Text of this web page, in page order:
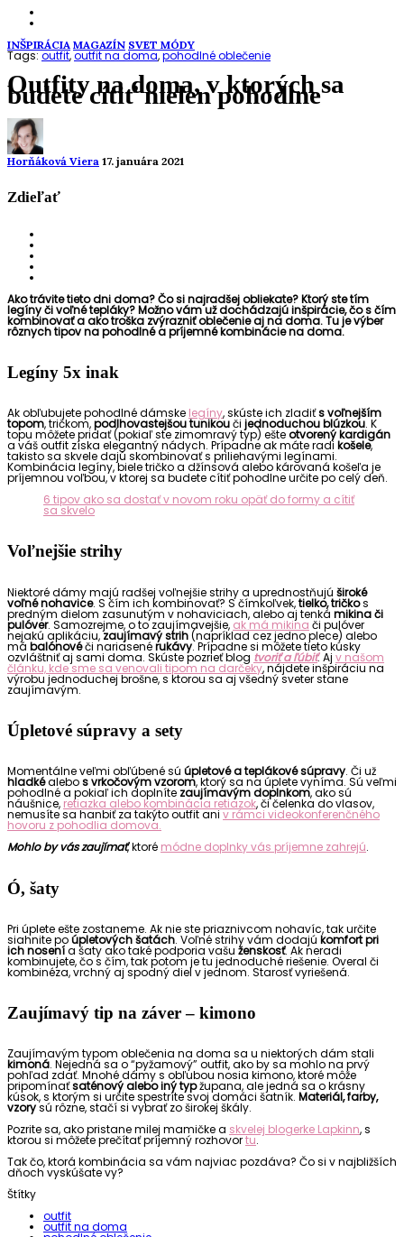
INŠPIRÁCIA MAGAZÍN SVET MÓDY
Tags:outfit,outfit na doma,pohodlné oblečenie
Outfity na doma, v ktorých sa
budete cítiť nielen pohodlne
Horňáková Viera 17. januára 2021
Zdieľať
Ako trávite tieto dni doma? Čo si najradšej obliekate? Ktorý ste tím
legíny či voľné tepláky? Možno vám už dochádzajú inšpirácie, čo s čím
kombinovať a ako troška zvýrazniť oblečenie aj na doma. Tu je výber
rôznych tipov na pohodlné a príjemné kombinácie na doma.
Legíny 5x inak
Ak obľubujete pohodlné dámske legíny, skúste ich zladiťs voľnejším
topom, tričkom,podlhovastejšou tunikouči jednoduchou blúzkou. K
topu môžete pridať (pokiaľ ste zimomravý typ) ešteotvorený kardigán
a váš outfit získa elegantný nádych. Prípadne ak máte radi košele,
takisto sa skvele dajú skombinovať s priliehavými legínami.
Kombinácia legíny, biele tričko a džínsová alebo károvaná košeľa je
príjemnou voľbou, v ktorej sa budete cítiť pohodlne určite po celý deň.
6 tipov ako sa dostať v novom roku opäť do formy a cítiť
sa skvelo
Voľnejšie strihy
Niektoré dámy majú radšej voľnejšie strihy a uprednostňujú široké
voľné nohavice. S čím ich kombinovať? S čímkoľvek,tielko, tričkos
predným dielom zasunutým v nohaviciach, alebo aj tenká mikina či
pulóver. Samozrejme, o to zaujímavejšie, ak má mikina či pulóver
nejakú aplikáciu,zaujímavý strih(napríklad cez jedno plece) alebo
má balónovéči nariasenérukávy. Prípadne si môžete tieto kúsky
ozvláštniť aj sami doma. Skúste pozrieť blog tvoriť a ľúbiť. Aj v našom
článku, kde sme sa venovali tipom na darčeky, nájdete inšpiráciu na
výrobu jednoduchej brošne, s ktorou sa aj všedný sveter stane
zaujímavým.
Úpletové súpravy a sety
Momentálne veľmi obľúbené sú úpletové a teplákové súpravy. Či už
hladkéalebos vrkočovým vzorom, ktorý sa na úplete vyníma. Sú veľmi
pohodlné a pokiaľ ich doplníte zaujímavým doplnkom, ako sú
náušnice, retiazka alebo kombinácia retiazok, či čelenka do vlasov,
nemusíte sa hanbiť za takýto outfit aniv rámci videokonferenčného
hovoru z pohodlia domova.
Mohlo by vás zaujímať, ktoré módne doplnky vás príjemne zahrejú.
Ó, šaty
Pri úplete ešte zostaneme. Ak nie ste priaznivcom nohavíc, tak určite
siahnite poúpletových šatách. Voľné strihy vám dodajú komfort pri
ich nosenía šaty ako také podporia vašu ženskosť. Ak neradi
kombinujete, čo s čím, tak potom je tu jednoduché riešenie. Overal či
kombinéza, vrchný aj spodný diel v jednom. Starosť vyriešená.
Zaujímavý tip na záver – kimono
Zaujímavým typom oblečenia na doma sa u niektorých dám stali
kimoná. Nejedná sa o “pyžamový” outfit, ako by sa mohlo na prvý
pohľad zdať. Mnohé dámy s obľubou nosia kimono, ktoré môže
pripomínaťsaténový alebo iný typžupana, ale jedná sa o krásny
kúsok, s ktorým si určite spestríte svoj domáci šatník. Materiál, farby,
vzorysú rôzne, stačí si vybrať zo širokej škály.
Pozrite sa, ako pristane milej mamičke a skvelej blogerke Lapkinn, s
ktorou si môžete prečítať príjemný rozhovortu.
Tak čo, ktorá kombinácia sa vám najviac pozdáva? Čo si v najbližších
dňoch vyskúšate vy?
Štítky
outfit
outfit na doma